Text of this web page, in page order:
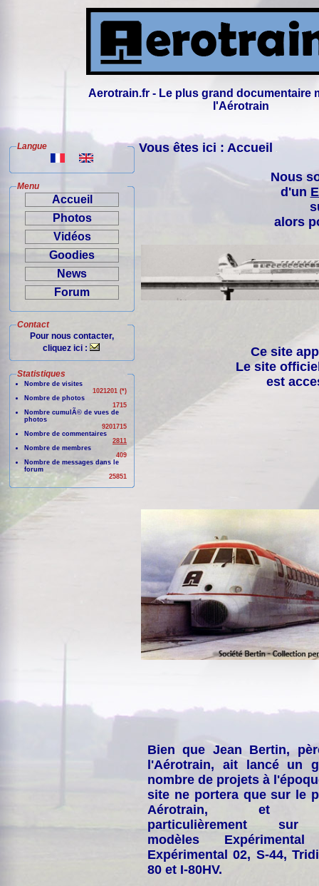
Aerotrain.fr - Le plus grand documentaire
l'Aérotrain
Langue
Menu
Accueil
Photos
Vidéos
Goodies
News
Forum
Contact
Pour nous contacter,
cliquez ici :
Statistiques
Nombre de visites
1021201 (*)
Nombre de photos
1715
Nombre cumulÃ© de vues de
photos
9201715
Nombre de commentaires
2811
Nombre de membres
409
Nombre de messages dans le
forum
25851
Vous êtes ici : Accueil
Nous
d'un
alors
Ce site
Le site
est
Bien que Jean Bertin,
l'Aérotrain, ait lancé un
nombre de projets à
site ne portera que sur le
Aérotrain, et
particulièrement
modèles
Expérimental 02, S-44,
80 et I-80HV.